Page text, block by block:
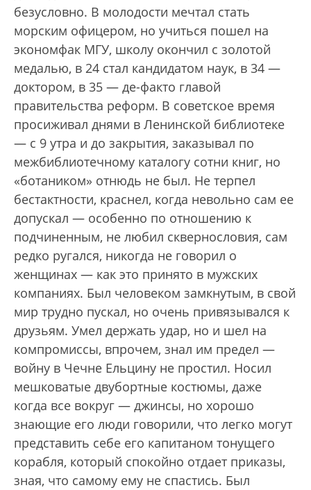
безусловно. В молодости мечтал стать
морским офицером, но учиться пошел на
экономфак МГУ, школу окончил с золотой
медалью, в 24 стал кандидатом наук, в 34 —
доктором, в 35 — де-факто главой
правительства реформ. В советское время
просиживал днями в Ленинской библиотеке
— с 9 утра и до закрытия, заказывал по
межбиблиотечному каталогу сотни книг, но
«ботаником» отнюдь не был. Не терпел
бестактности, краснел, когда невольно сам ее
допускал — особенно по отношению к
подчиненным, не любил скверно­словия, сам
редко ругался, никогда не говорил о
женщинах — как это принято в мужских
компаниях. Был человеком замкнутым, в свой
мир трудно пускал, но очень привязывался к
друзьям. Умел держать удар, но и шел на
компромиссы, впрочем, знал им предел —
войну в Чечне Ельцину не простил. Носил
мешковатые двубортные костюмы, даже
когда все вокруг — джинсы, но хорошо
знающие его люди говорили, что легко могут
представить себе его капитаном тонущего
корабля, который спокойно отдает приказы,
зная, что самому ему не спастись. Был